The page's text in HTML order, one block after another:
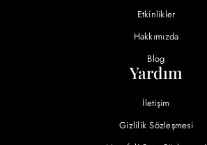
Etkinlikler
Hakkımızda
Blog
Yardım
İletişim
Gizlilik Sözleşmesi